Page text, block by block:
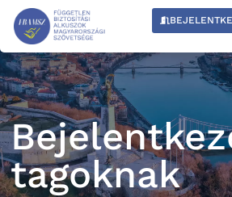
tagoknak